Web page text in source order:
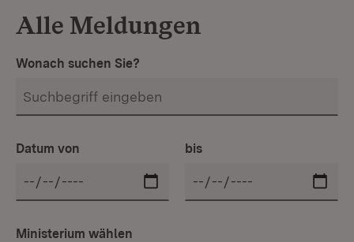
Alle Meldungen
Wonach suchen Sie?
Datum von bis
Ministerium wählen